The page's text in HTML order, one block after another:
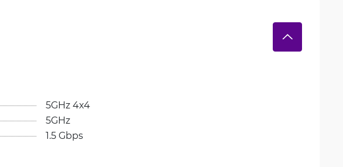
5GHz 4x4
5GHz
1.5 Gbps